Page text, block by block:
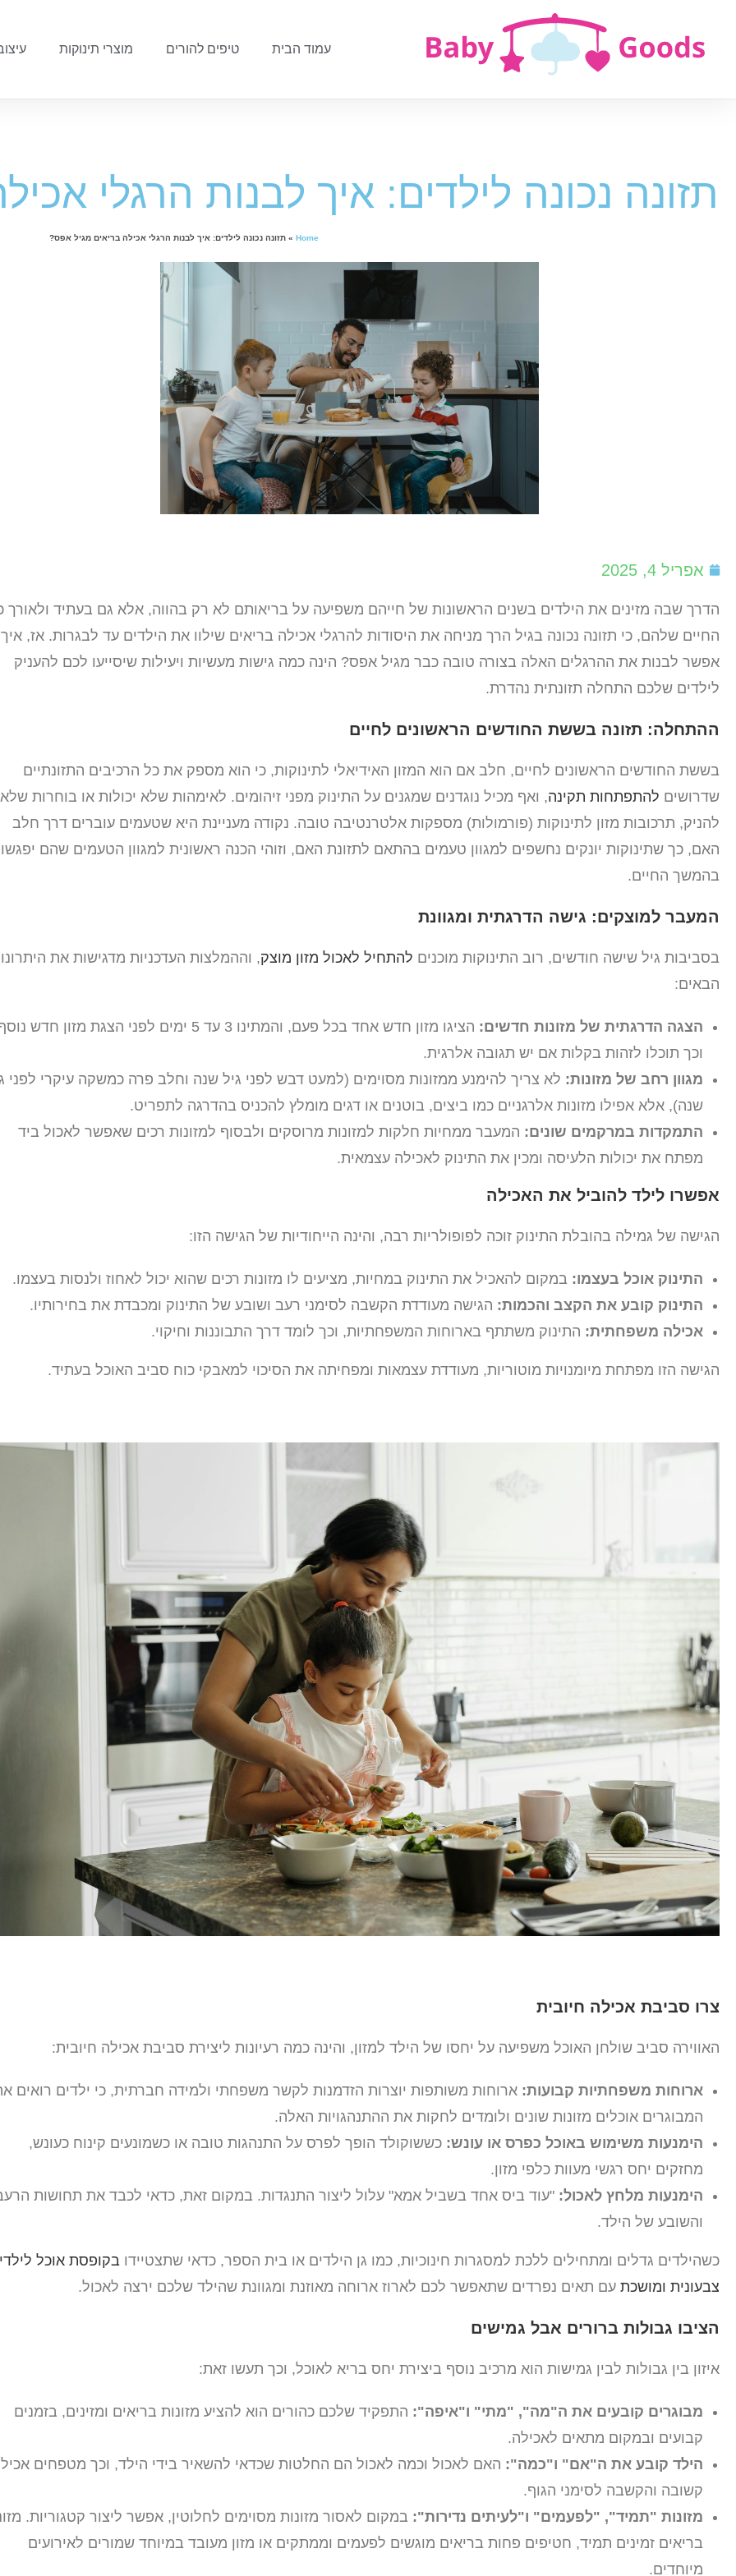
עמוד הבית טיפים להורים מוצרי תינוקות
תזונה נכונה לילדים: איך לבנות הרגלי
Home
» תזונה נכונה לילדים: איך לבנות הרגלי אכילה בריאים מגיל אפס?
אפריל 4, 2025
הדרך שבה מזינים את הילדים בשנים הראשונות של חייהם משפיעה על בריאותם לא רק בהווה, אלא גם בעתיד ולאורך
החיים שלהם, כי תזונה נכונה בגיל הרך מניחה את היסודות להרגלי אכילה בריאים שילוו את הילדים עד לבגרות. אז, איך
אפשר לבנות את ההרגלים האלה בצורה טובה כבר מגיל אפס? הינה כמה גישות מעשיות ויעילות שיסייעו לכם להעניק
לילדים שלכם התחלה תזונתית נהדרת.
ההתחלה: תזונה בששת החודשים הראשונים לחיים
בששת החודשים הראשונים לחיים, חלב אם הוא המזון האידיאלי לתינוקות, כי הוא מספק את כל הרכיבים התזונתיים
שדרושים להתפתחות תקינה, ואף מכיל נוגדנים שמגנים על התינוק מפני זיהומים. לאימהות שלא יכולות או בוחרות שלא
להניק, תרכובות מזון לתינוקות (פורמולות) מספקות אלטרנטיבה טובה. נקודה מעניינת היא שטעמים עוברים דרך חלב
האם, כך שתינוקות יונקים נחשפים למגוון טעמים בהתאם לתזונת האם, וזוהי הכנה ראשונית למגוון הטעמים שהם יפגשו
בהמשך החיים.
המעבר למוצקים: גישה הדרגתית ומגוונת
בסביבות גיל שישה חודשים, רוב התינוקות מוכנים להתחיל לאכול מזון מוצק, וההמלצות העדכניות מדגישות את
הבאים:
הצגה הדרגתית של מזונות חדשים:
הציגו מזון חדש אחד בכל פעם, והמתינו 3 עד 5 ימים לפני הצגת מזון חדש
וכך תוכלו לזהות בקלות אם יש תגובה אלרגית.
מגוון רחב של מזונות: לא צריך להימנע ממזונות מסוימים (למעט דבש לפני גיל שנה וחלב פרה כמשקה עיקרי לפני
שנה), אלא אפילו מזונות אלרגניים כמו ביצים, בוטנים או דגים מומלץ להכניס בהדרגה לתפריט.
התמקדות במרקמים שונים: המעבר ממחיות חלקות למזונות מרוסקים ולבסוף למזונות רכים שאפשר לאכול ביד
מפתח את יכולות הלעיסה ומכין את התינוק לאכילה עצמאית.
אפשרו לילד להוביל את האכילה
הגישה של גמילה בהובלת התינוק זוכה לפופולריות רבה, והינה הייחודיות של הגישה הזו:
התינוק אוכל בעצמו: במקום להאכיל את התינוק במחיות, מציעים לו מזונות רכים שהוא יכול לאחוז ולנסות בעצמו.
התינוק קובע את הקצב והכמות: הגישה מעודדת הקשבה לסימני רעב ושובע של התינוק ומכבדת את בחירותיו.
אכילה משפחתית: התינוק משתתף בארוחות המשפחתיות, וכך לומד דרך התבוננות וחיקוי.
הגישה הזו מפתחת מיומנויות מוטוריות, מעודדת עצמאות ומפחיתה את הסיכוי למאבקי כוח סביב האוכל בעתיד.
צרו סביבת אכילה חיובית
האווירה סביב שולחן האוכל משפיעה על יחסו של הילד למזון, והינה כמה רעיונות ליצירת סביבת אכילה חיובית:
ארוחות משפחתיות קבועות: ארוחות משותפות יוצרות הזדמנות לקשר משפחתי ולמידה חברתית, כי ילדים רואים
המבוגרים אוכלים מזונות שונים ולומדים לחקות את ההתנהגויות האלה.
הימנעות משימוש באוכל כפרס או עונש: כששוקולד הופך לפרס על התנהגות טובה או כשמונעים קינוח כעונש,
מחזקים יחס רגשי מעוות כלפי מזון.
הימנעות מלחץ לאכול: "עוד ביס אחד בשביל אמא" עלול ליצור התנגדות. במקום זאת, כדאי לכבד את תחושות
והשובע של הילד.
כשהילדים גדלים ומתחילים ללכת למסגרות חינוכיות, כמו גן הילדים או בית הספר, כדאי שתצטיידו בקופסת אוכל
צבעונית ומושכת עם תאים נפרדים שתאפשר לכם לארוז ארוחה מאוזנת ומגוונת שהילד שלכם ירצה לאכול.
הציבו גבולות ברורים אבל גמישים
איזון בין גבולות לבין גמישות הוא מרכיב נוסף ביצירת יחס בריא לאוכל, וכך תעשו זאת:
מבוגרים קובעים את ה"מה", "מתי" ו"איפה": התפקיד שלכם כהורים הוא להציע מזונות בריאים ומזינים, בזמנים
קבועים ובמקום מתאים לאכילה.
הילד קובע את ה"אם" ו"כמה": האם לאכול וכמה לאכול הם החלטות שכדאי להשאיר בידי הילד, וכך מטפחים
קשובה והקשבה לסימני הגוף.
מזונות "תמיד", "לפעמים" ו"לעיתים נדירות": במקום לאסור מזונות מסוימים לחלוטין, אפשר ליצור קטגוריות.
בריאים זמינים תמיד, חטיפים פחות בריאים מוגשים לפעמים וממתקים או מזון מעובד במיוחד שמורים לאירועים
מיוחדים.